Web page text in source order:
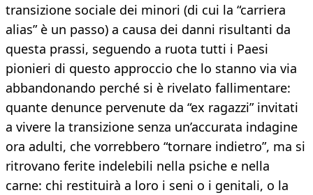
transizione sociale dei minori (di cui la “carriera
alias” è un passo) a causa dei danni risultanti da
questa prassi, seguendo a ruota tutti i Paesi
pionieri di questo approccio che lo stanno via via
abbandonando perché si è rivelato fallimentare:
quante denunce pervenute da “ex ragazzi” invitati
a vivere la transizione senza un’accurata indagine
ora adulti, che vorrebbero “tornare indietro”, ma si
ritrovano ferite indelebili nella psiche e nella
carne: chi restituirà a loro i seni o i genitali, o la